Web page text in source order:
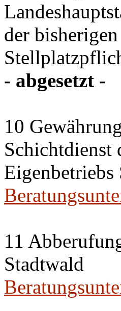
der
- abgesetzt -
10
Schichtdienst
Eigenbetriebs
11
Stadtwald